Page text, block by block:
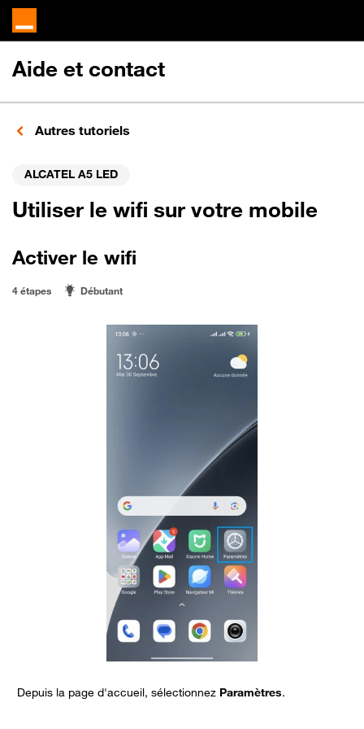
Aide et contact
Autres tutoriels
ALCATEL A5 LED
Utiliser le wifi sur votre mobile
Activer le wifi
4 étapes Débutant
Depuis la page d'accueil, sélectionnez Paramètres.